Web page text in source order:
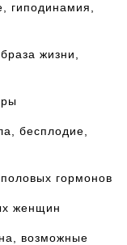
жизни,
бесплодие,
гормонов
женщин
возможные